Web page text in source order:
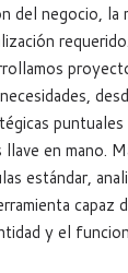
del negocio, la
requerido.
puntuales
en mano.
estándar,
capaz
y el